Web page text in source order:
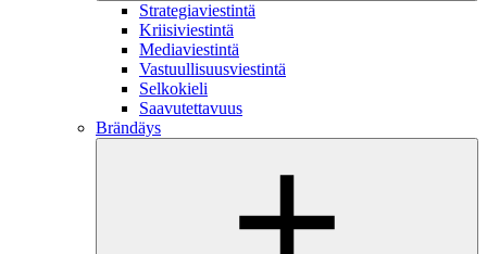
Strategiaviestintä
Kriisiviestintä
Mediaviestintä
Vastuullisuusviestintä
Selkokieli
Saavutettavuus
Brändäys